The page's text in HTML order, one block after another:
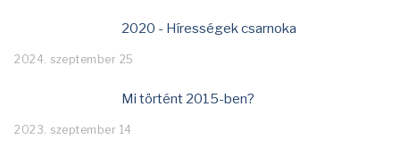
2020 - Hírességek csarnoka
2024. szeptember 25
Mi történt 2015-ben?
2023. szeptember 14